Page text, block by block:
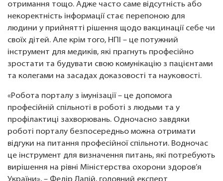
отримання тощо. Адже часто саме відсутність або
некоректність інформації стає перепоною для
людини у прийнятті рішення щодо вакцинації себе чи
своїх дітей. Але крім того, НПІ – це потужний
інструмент для медиків, які прагнуть професійно
зростати та будувати свою комунікацію з пацієнтами
та колегами на засадах доказовості та науковості.
«Робота порталу з імунізації – це допомога
професійній спільноті в роботі з людьми та у
профілактиці захворювань. Одночасно завдяки
роботі порталу безпосередньо можна отримати
відгуки на питання професійної спільноти. Водночас
це інструмент для визначення питань, які потребують
вирішення на рівні Міністерства охорони здоров’я